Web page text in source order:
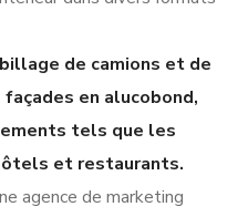
de camions et de
en alucobond,
tels que les
et restaurants.
agence de marketing